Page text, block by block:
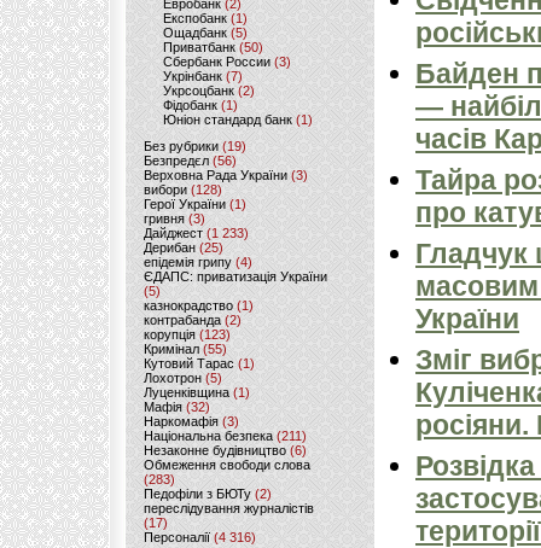
Евробанк(2)
Експобанк (1)
Ощадбанк(5)
Приватбанк (50)
Сбербанк России (3)
Укрінбанк(7)
Укрсоцбанк (2)
Фідобанк (1)
Юніон стандард банк(1)
Без рубрики (19)
Безпредєл(56)
Верховна Рада України (3)
вибори(128)
Герої України(1)
гривня (3)
Дайджест (1 233)
Дерибан (25)
епідемія грипу (4)
ЄДАПС: приватизація України
(5)
казнокрадство (1)
контрабанда (2)
корупція (123)
Кримінал (55)
Кутовий Тарас (1)
Лохотрон(5)
Луценківщина (1)
Мафія (32)
Наркомафія (3)
Національна безпека (211)
Незаконне будівництво(6)
Обмеження свободи слова
(283)
Педофіли з БЮТу (2)
переслідування журналістів
(17)
Персоналії (4 316)
Байден
—
часів
Тайра
про
Гладчук
України
Зміг
росіяни.